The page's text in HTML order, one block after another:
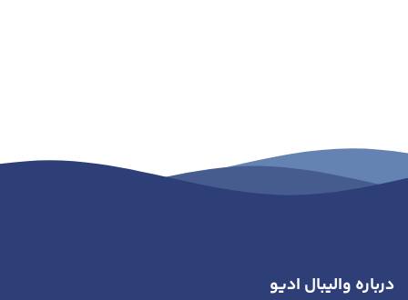
درباره والیبال ادیو